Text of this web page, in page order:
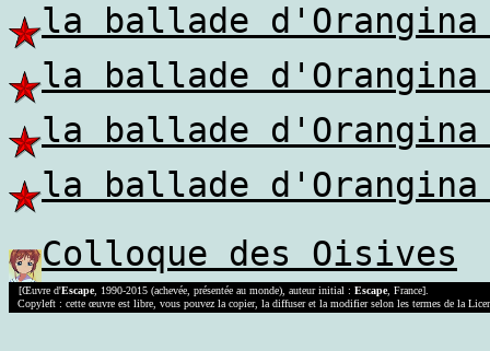
la ballade
la ballade
la ballade
la ballade
Colloque des Oisives
[Œuvre d'Escape, 1990-2015 (achevée, présentée au monde), auteur initial :Escape, France].
Copyleft : cette œuvre est libre, vous pouvez la copier, la diffuser et la modifier selon les termes de la